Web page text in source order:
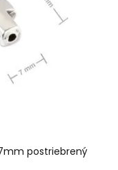
postriebrený